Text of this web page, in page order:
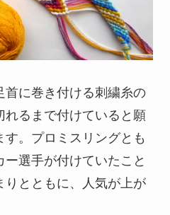
首に巻き付ける刺繍糸の
れるまで付けていると願
。プロミスリングとも
選手が付けていたこと
りとともに、人気が上が